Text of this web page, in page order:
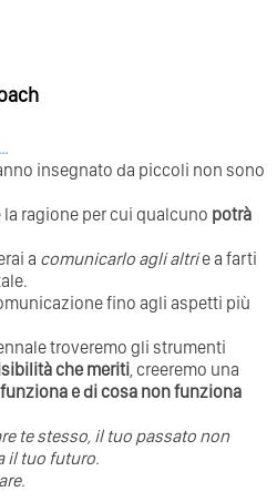
…
insegnato da piccoli non sono
ragione per cui qualcuno potrà
a comunicarlo agli altrie a farti
fino agli aspetti più
troveremo gli strumenti
che meriti, creeremo una
e di cosa non funziona
te stesso, il tuo passato non
il tuo futuro.